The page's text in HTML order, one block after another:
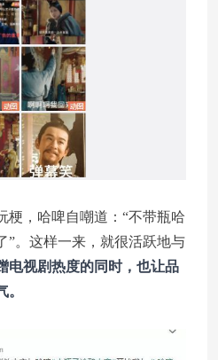
梗，哈啤自嘲道：“不带瓶哈
”。这样一来，就很活跃地与
电视剧热度的同时，也让品